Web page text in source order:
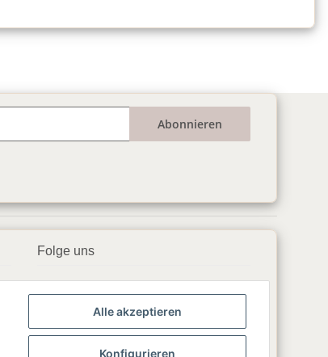
Abonnieren
Folge uns
▶️ YouTube
📸 Instagram
Alle akzeptieren
Konfigurieren